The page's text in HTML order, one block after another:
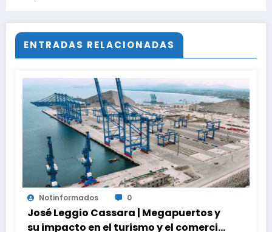
ENTRADAS RELACIONADAS
Notinformados 0
José Leggio Cassara | Megapuertos y
su impacto en el turismo y el comercio